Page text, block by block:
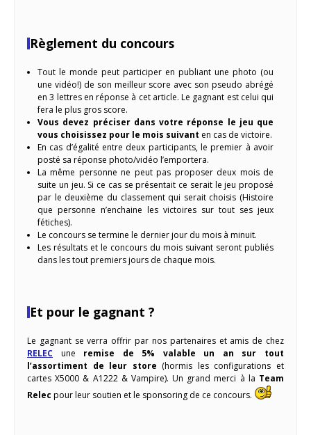
Règlement du concours
Tout le monde peut participer en publiant une photo (ou
une vidéo!) de son meilleur score avec son pseudo abrégé
en 3 lettres en réponse à cet article. Le gagnant est celui qui
fera le plus gros score.
Vous devez préciser dans votre réponse le jeu que
vous choisissez pour le mois suivant en cas de victoire.
En cas d’égalité entre deux participants, le premier à avoir
posté sa réponse photo/vidéo l’emportera.
La même personne ne peut pas proposer deux mois de
suite un jeu. Si ce cas se présentait ce serait le jeu proposé
par le deuxième du classement qui serait choisis (Histoire
que personne n’enchaine les victoires sur tout ses jeux
fétiches).
Le concours se termine le dernier jour du mois à minuit.
Les résultats et le concours du mois suivant seront publiés
dans les tout premiers jours de chaque mois.
Et pour le gagnant ?
Le gagnant se verra offrir par nos partenaires et amis de chez
RELEC une remise de 5% valable un an sur tout
l’assortiment de leur store (hormis les configurations et
cartes X5000 & A1222 & Vampire). Un grand merci à la Team
Relec pour leur soutien et le sponsoring de ce concours.